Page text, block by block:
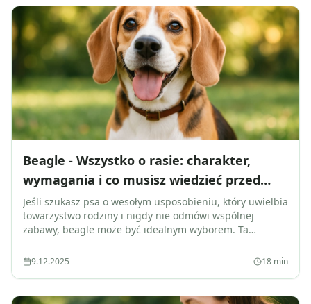
Beagle - Wszystko o rasie: charakter,
wymagania i co musisz wiedzieć przed
adopcją
Jeśli szukasz psa o wesołym usposobieniu, który uwielbia
towarzystwo rodziny i nigdy nie odmówi wspólnej
zabawy, beagle może być idealnym wyborem. Ta
9.12.2025 18 min